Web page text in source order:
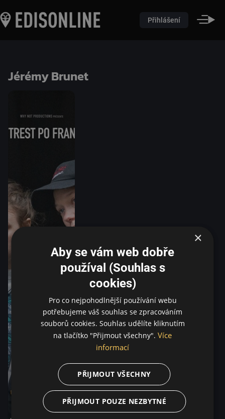
Přihlášení
Jérémy Brunet
×
Aby se vám web dobře
používal (Souhlas s
cookies)
Pro co nejpohodlnější používání webu
potřebujeme váš souhlas se zpracováním
souborů cookies. Souhlas udělíte kliknutím
na tlačítko "Přijmout všechny". Více
informací
PŘIJMOUT VŠECHNY
PŘIJMOUT POUZE NEZBYTNÉ